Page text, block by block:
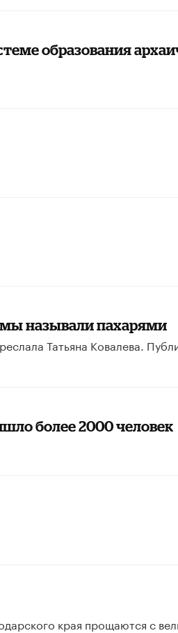
образования
мы называли пахарями
Татьяна Ковалева.
более 2000 человек
края прощаются с